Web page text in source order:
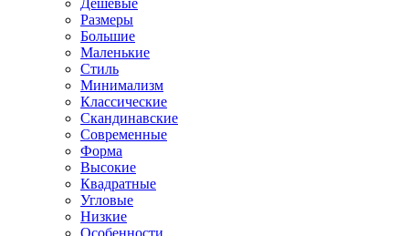
Дешевые
Размеры
Большие
Маленькие
Стиль
Минимализм
Классические
Скандинавские
Современные
Форма
Высокие
Квадратные
Угловые
Низкие
Особенности